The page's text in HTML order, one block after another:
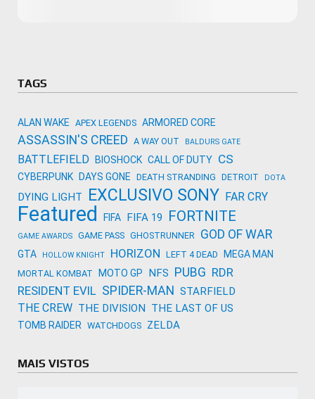
TAGS
ALAN WAKE APEX LEGENDS ARMORED CORE
ASSASSIN'S CREED A WAY OUT BALDURS GATE
BATTLEFIELD BIOSHOCK CALL OF DUTY CS
CYBERPUNK DAYS GONE DEATH STRANDING DETROIT DOTA
DYING LIGHT EXCLUSIVO SONY FAR CRY
Featured FIFA FIFA 19 FORTNITE
GAME AWARDS GAME PASS GHOSTRUNNER GOD OF WAR
GTA HOLLOW KNIGHT HORIZON LEFT 4 DEAD MEGA MAN
MORTAL KOMBAT MOTO GP NFS PUBG RDR
RESIDENT EVIL SPIDER-MAN STARFIELD
THE CREW THE DIVISION THE LAST OF US
TOMB RAIDER WATCHDOGS ZELDA
MAIS VISTOS